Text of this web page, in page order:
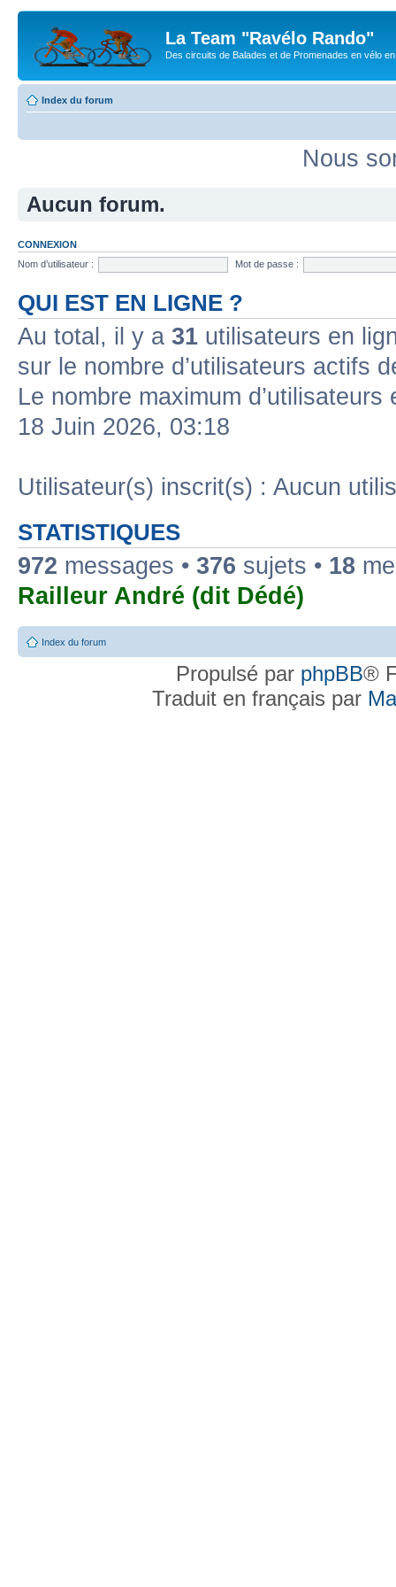
La Team "Ravélo Rando"
Des circuits de Balades et de Promenades en vélo
Index du forum
Nous
Aucun forum.
CONNEXION
Nom d’utilisateur :
Mot de passe :
QUI EST EN LIGNE ?
Au total, il y a 31 utilisateurs en
sur le nombre d’utilisateurs actifs
Le nombre maximum
18 Juin 2026, 03:18
Utilisateur(s) inscrit(s) : Aucun
STATISTIQUES
972 messages • 376 sujets • 18
Railleur André (dit Dédé)
Index du forum
Propulsé par phpBB®
Traduit en français par